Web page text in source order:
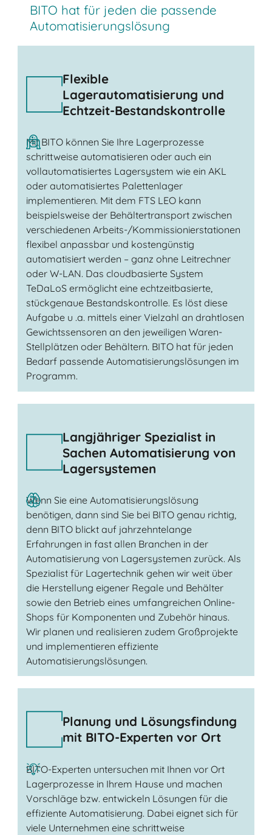
BITO hat für jeden die passende
Automatisierungslösung
Flexible
Lagerautomatisierung und
Echtzeit-Bestandskontrolle
Mit BITO können Sie Ihre Lagerprozesse
schrittweise automatisieren oder auch ein
vollautomatisiertes Lagersystem wie ein AKL
oder automatisiertes Palettenlager
implementieren. Mit dem FTS LEO kann
beispielsweise der Behältertransport zwischen
verschiedenen Arbeits-/Kommissionierstationen
flexibel anpassbar und kostengünstig
automatisiert werden – ganz ohne Leitrechner
oder W-LAN. Das cloudbasierte System
TeDaLoS ermöglicht eine echtzeitbasierte,
stückgenaue Bestandskontrolle. Es löst diese
Aufgabe u .a. mittels einer Vielzahl an drahtlosen
Gewichtssensoren an den jeweiligen Waren-
Stellplätzen oder Behältern. BITO hat für jeden
Bedarf passende Automatisierungslösungen im
Programm.
Langjähriger Spezialist in
Sachen Automatisierung von
Lagersystemen
Wenn Sie eine Automatisierungslösung
benötigen, dann sind Sie bei BITO genau richtig,
denn BITO blickt auf jahrzehntelange
Erfahrungen in fast allen Branchen in der
Automatisierung von Lagersystemen zurück. Als
Spezialist für Lagertechnik gehen wir weit über
die Herstellung eigener Regale und Behälter
sowie den Betrieb eines umfangreichen Online-
Shops für Komponenten und Zubehör hinaus.
Wir planen und realisieren zudem Großprojekte
und implementieren effiziente
Automatisierungslösungen.
Planung und Lösungsfindung
mit BITO-Experten vor Ort
BITO-Experten untersuchen mit Ihnen vor Ort
Lagerprozesse in Ihrem Hause und machen
Vorschläge bzw. entwickeln Lösungen für die
effiziente Automatisierung. Dabei eignet sich für
viele Unternehmen eine schrittweise